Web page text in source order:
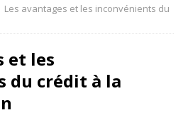
Les avantages et les inconvénients du
et les
du crédit à la